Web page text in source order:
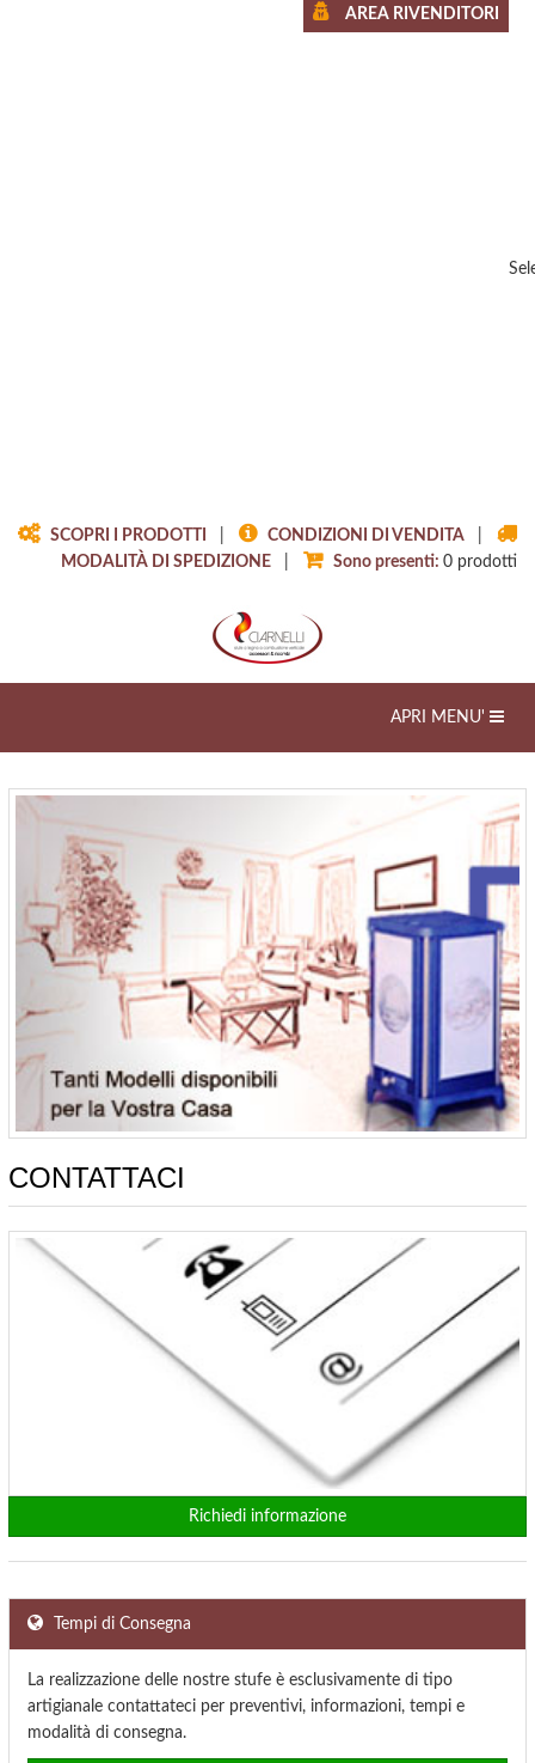
AREA RIVENDITORI
SCOPRI I PRODOTTI CONDIZIONI DI VENDITA
MODALITÀ DI SPEDIZIONE
Sono presenti: 0 prodotti
Toggle
APRI MENU'
CONTATTACI
Richiedi informazione
Tempi di Consegna
La realizzazione delle nostre stufe è esclusivamente di tipo
artigianale contattateci per preventivi, informazioni, tempi e
modalità di consegna.